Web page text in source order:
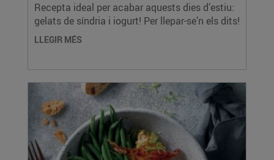
Recepta ideal per acabar aquests dies d’estiu:
gelats de síndria i iogurt! Per llepar-se’n els dits!
LLEGIR MÉS